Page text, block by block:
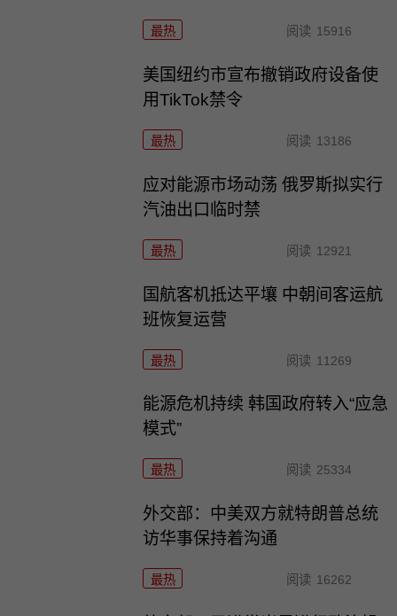
最热 阅读 15916
美国纽约市宣布撤销政府设备使
用TikTok禁令
最热 阅读 13186
应对能源市场动荡 俄罗斯拟实行
汽油出口临时禁
最热 阅读 12921
国航客机抵达平壤 中朝间客运航
班恢复运营
最热 阅读 11269
能源危机持续 韩国政府转入“应急
模式”
最热 阅读 25334
外交部：中美双方就特朗普总统
访华事保持着沟通
最热 阅读 16262